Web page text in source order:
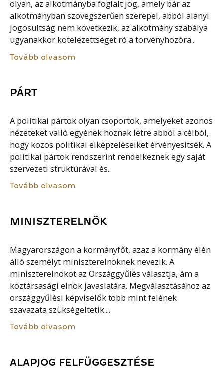
olyan, az alkotmányba foglalt jog, amely bár az
alkotmányban szövegszerűen szerepel, abból alanyi
jogosultság nem következik, az alkotmány szabálya
ugyanakkor kötelezettséget ró a törvényhozóra...
Tovább olvasom
PÁRT
A politikai pártok olyan csoportok, amelyeket azonos
nézeteket valló egyének hoznak létre abból a célból,
hogy közös politikai elképzeléseiket érvényesítsék. A
politikai pártok rendszerint rendelkeznek egy saját
szervezeti struktúrával és...
Tovább olvasom
MINISZTERELNÖK
Magyarországon a kormányfőt, azaz a kormány élén
álló személyt miniszterelnöknek nevezik. A
miniszterelnököt az Országgyűlés választja, ám a
köztársasági elnök javaslatára. Megválasztásához az
országgyűlési képviselők több mint felének
szavazata szükségeltetik....
Tovább olvasom
ALAPJOG FELFÜGGESZTÉSE